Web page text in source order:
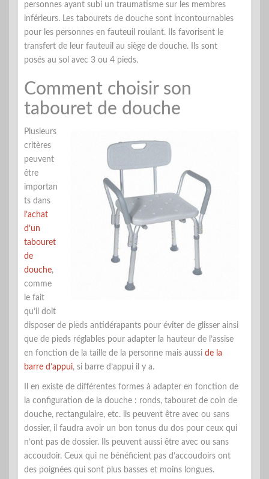
personnes ayant subi un traumatisme sur les membres
inférieurs. Les tabourets de douche sont incontournables
pour les personnes en fauteuil roulant. Ils favorisent le
transfert de leur fauteuil au siège de douche. Ils sont
posés au sol avec 3 ou 4 pieds.
Comment choisir son
tabouret de douche
Plusieurs
critères
peuvent
être
importan
ts dans
l’achat
d’un
tabouret
de
douche,
comme
le fait
qu’il doit
disposer de pieds antidérapants pour éviter de glisser ainsi
que de pieds réglables pour adapter la hauteur de l’assise
en fonction de la taille de la personne mais aussi de la
barre d’appui, si barre d’appui il y a.
Il en existe de différentes formes à adapter en fonction de
la configuration de la douche : ronds, tabouret de coin de
douche, rectangulaire, etc. ils peuvent être avec ou sans
dossier, il faudra avoir un bon tonus du dos pour ceux qui
n’ont pas de dossier. Ils peuvent aussi être avec ou sans
accoudoir. Ceux qui ne bénéficient pas d’accoudoirs ont
des poignées qui sont plus basses et moins longues.